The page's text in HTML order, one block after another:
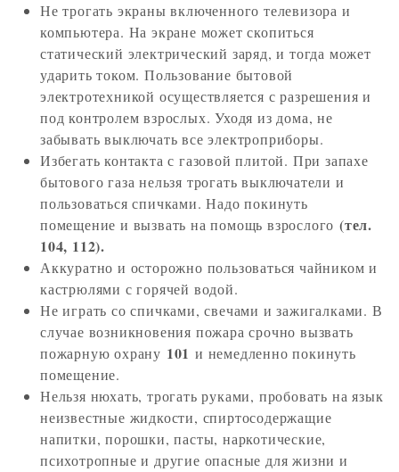
Не трогать экраны включенного телевизора и
компьютера. На экране может скопиться
статический электрический заряд, и тогда может
ударить током. Пользование бытовой
электротехникой осуществляется с разрешения и
под контролем взрослых. Уходя из дома, не
забывать выключать все электроприборы.
Избегать контакта с газовой плитой. При запахе
бытового газа нельзя трогать выключатели и
пользоваться спичками. Надо покинуть
помещение и вызвать на помощь взрослого (тел.
104, 112).
Аккуратно и осторожно пользоваться чайником и
кастрюлями с горячей водой.
Не играть со спичками, свечами и зажигалками. В
случае возникновения пожара срочно вызвать
пожарную охрану 101 и немедленно покинуть
помещение.
Нельзя нюхать, трогать руками, пробовать на язык
неизвестные жидкости, спиртосодержащие
напитки, порошки, пасты, наркотические,
психотропные и другие опасные для жизни и